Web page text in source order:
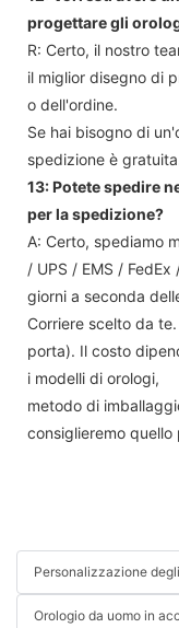
progettare gli
R: Certo, il nostro
il miglior disegno di
o dell'ordine.
Se hai bisogno di
spedizione è
13: Potete spedire
per la spedizione?
A: Certo, spediamo
/ UPS / EMS /
giorni a seconda
Corriere scelto da
porta). Il costo
i modelli di orologi,
metodo di
consiglieremo quello
Personalizzazione
Orologio da uomo in